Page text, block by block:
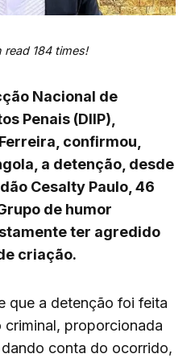
read 184 times!
Nacional de
Penais (DIIP),
confirmou,
a detenção, desde
Cesalty Paulo, 46
de humor
ter agredido
criação.
que a detenção foi feita
proporcionada
conta do ocorrido,